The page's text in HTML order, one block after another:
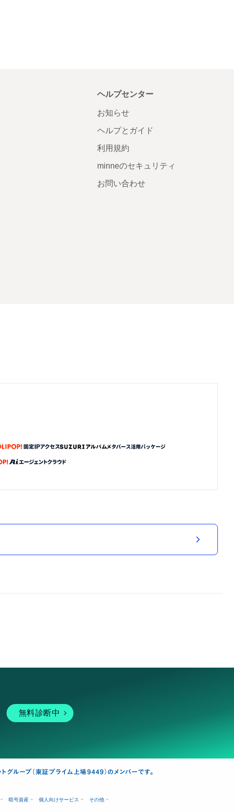
ヘルプセンター
お知らせ
ヘルプとガイド
利用規約
minneのセキュリティ
お問い合わせ
無料診断中
暗号資産 個人向けサービス その他